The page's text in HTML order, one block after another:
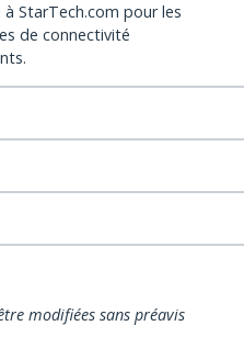
à StarTech.com pour les
de connectivité
modifiées sans préavis